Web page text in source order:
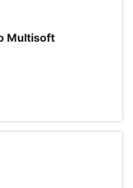
Multisoft